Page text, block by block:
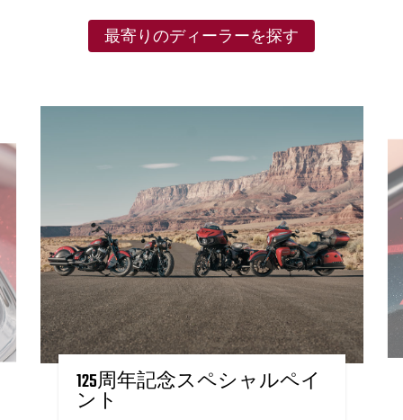
最寄りのディーラーを探す
125周年記念スペシャルペイ
ント